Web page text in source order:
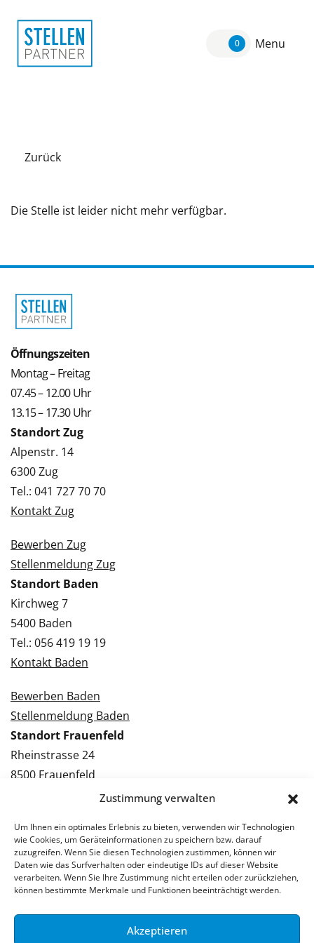
Zustimmung verwalten
Um Ihnen ein optimales Erlebnis zu bieten, verwenden wir Technologien
wie Cookies, um Geräteinformationen zu speichern bzw. darauf
zuzugreifen. Wenn Sie diesen Technologien zustimmen, können wir
Daten wie das Surfverhalten oder eindeutige IDs auf dieser Website
verarbeiten. Wenn Sie Ihre Zustimmung nicht erteilen oder zurückziehen,
können bestimmte Merkmale und Funktionen beeinträchtigt werden.
Akzeptieren
0 Menu
Zurück
Die Stelle ist leider nicht mehr verfügbar.
Öffnungszeiten
Montag – Freitag
07.45 – 12.00 Uhr
13.15 – 17.30 Uhr
Standort Zug
Alpenstr. 14
6300 Zug
Tel.: 041 727 70 70
Kontakt Zug
Bewerben Zug
Stellenmeldung Zug
Standort Baden
Kirchweg 7
5400 Baden
Tel.: 056 419 19 19
Kontakt Baden
Bewerben Baden
Stellenmeldung Baden
Standort Frauenfeld
Rheinstrasse 24
8500 Frauenfeld
Tel.: 052 224 09 09
Bewerben Frauenfeld
Stellenmeldung Frauenfeld
© 2026 Stellenpartner AG